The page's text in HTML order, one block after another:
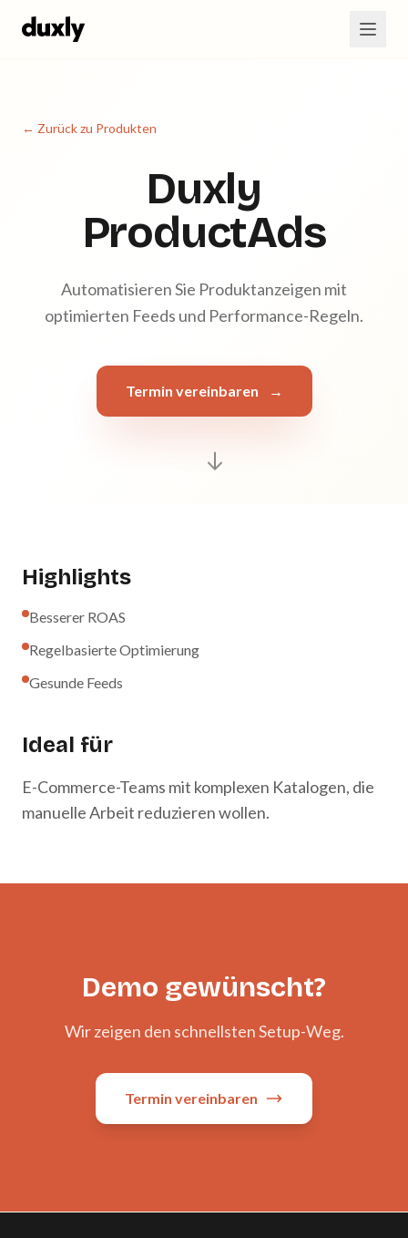
← Zurück zu Produkten
Duxly
ProductAds
Automatisieren Sie Produktanzeigen mit
optimierten Feeds und Performance-Regeln.
Termin vereinbaren →
Highlights
Besserer ROAS
Regelbasierte Optimierung
Gesunde Feeds
Ideal für
E-Commerce-Teams mit komplexen Katalogen, die
manuelle Arbeit reduzieren wollen.
Demo gewünscht?
Wir zeigen den schnellsten Setup-Weg.
Termin vereinbaren